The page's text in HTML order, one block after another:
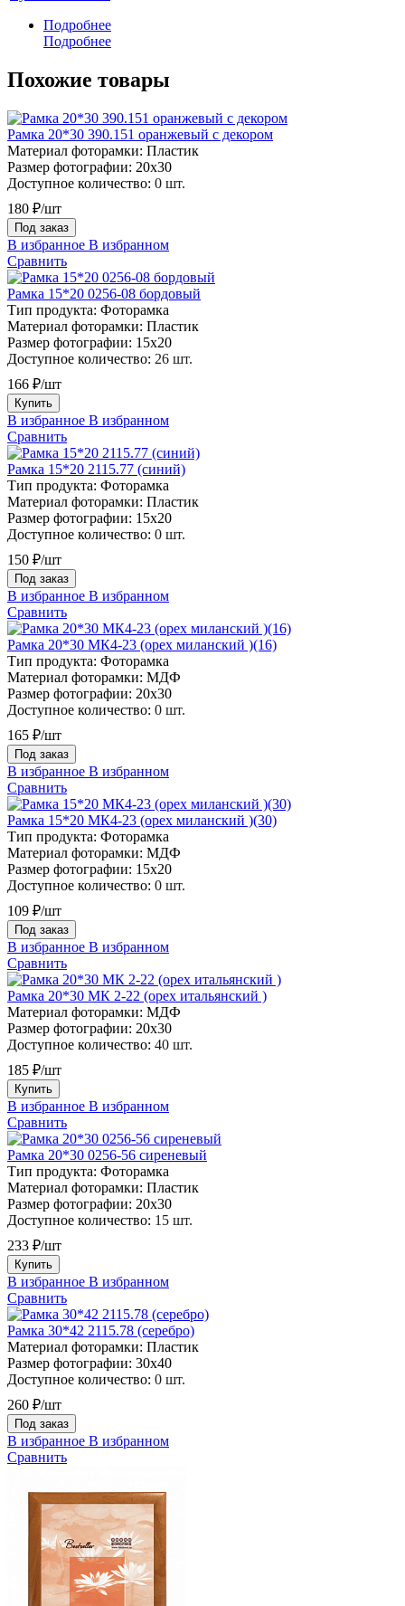
Подробнее
Подробнее
Похожие товары
Рамка 20*30 390.151 оранжевый с декором
Материал фоторамки: Пластик
Размер фотографии: 20х30
Доступное количество: 0 шт.
180 ₽/шт
Под заказ
В избранное В избранном
Сравнить
Рамка 15*20 0256-08 бордовый
Тип продукта: Фоторамка
Материал фоторамки: Пластик
Размер фотографии: 15х20
Доступное количество: 26 шт.
166 ₽/шт
Купить
В избранное В избранном
Сравнить
Рамка 15*20 2115.77 (синий)
Тип продукта: Фоторамка
Материал фоторамки: Пластик
Размер фотографии: 15х20
Доступное количество: 0 шт.
150 ₽/шт
Под заказ
В избранное В избранном
Сравнить
Рамка 20*30 МК4-23 (орех миланский )(16)
Тип продукта: Фоторамка
Материал фоторамки: МДФ
Размер фотографии: 20х30
Доступное количество: 0 шт.
165 ₽/шт
Под заказ
В избранное В избранном
Сравнить
Рамка 15*20 МК4-23 (орех миланский )(30)
Тип продукта: Фоторамка
Материал фоторамки: МДФ
Размер фотографии: 15х20
Доступное количество: 0 шт.
109 ₽/шт
Под заказ
В избранное В избранном
Сравнить
Рамка 20*30 МК 2-22 (орех итальянский )
Материал фоторамки: МДФ
Размер фотографии: 20х30
Доступное количество: 40 шт.
185 ₽/шт
Купить
В избранное В избранном
Сравнить
Рамка 20*30 0256-56 сиреневый
Тип продукта: Фоторамка
Материал фоторамки: Пластик
Размер фотографии: 20х30
Доступное количество: 15 шт.
233 ₽/шт
Купить
В избранное В избранном
Сравнить
Рамка 30*42 2115.78 (серебро)
Материал фоторамки: Пластик
Размер фотографии: 30х40
Доступное количество: 0 шт.
260 ₽/шт
Под заказ
В избранное В избранном
Сравнить